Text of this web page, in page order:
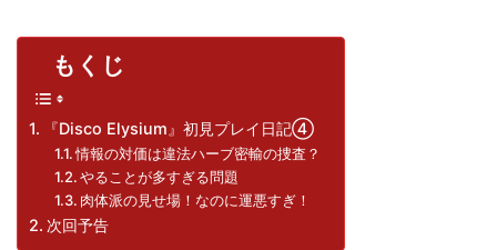
もくじ
『Disco Elysium』初見プレイ日記④
情報の対価は違法ハーブ密輸の捜査？
やることが多すぎる問題
肉体派の見せ場！なのに運悪すぎ！
次回予告